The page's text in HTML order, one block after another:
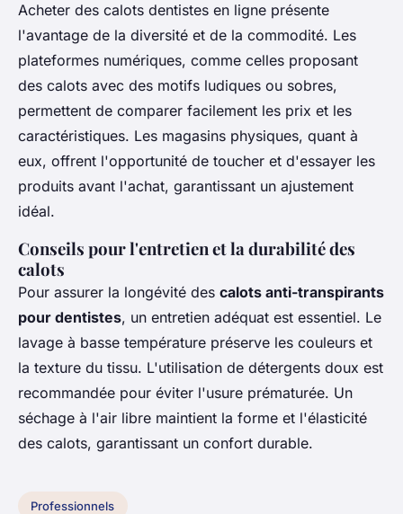
Acheter des calots dentistes en ligne présente
l'avantage de la diversité et de la commodité. Les
plateformes numériques, comme celles proposant
des calots avec des motifs ludiques ou sobres,
permettent de comparer facilement les prix et les
caractéristiques. Les magasins physiques, quant à
eux, offrent l'opportunité de toucher et d'essayer les
produits avant l'achat, garantissant un ajustement
idéal.
Conseils pour l'entretien et la durabilité des
calots
Pour assurer la longévité des calots anti-transpirants
pour dentistes, un entretien adéquat est essentiel. Le
lavage à basse température préserve les couleurs et
la texture du tissu. L'utilisation de détergents doux est
recommandée pour éviter l'usure prématurée. Un
séchage à l'air libre maintient la forme et l'élasticité
des calots, garantissant un confort durable.
Professionnels